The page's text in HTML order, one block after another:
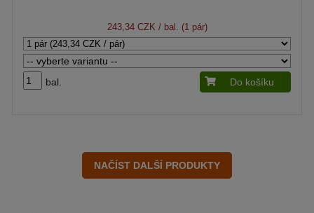
243,34 CZK / bal. (1 pár)
bal. Do košíku